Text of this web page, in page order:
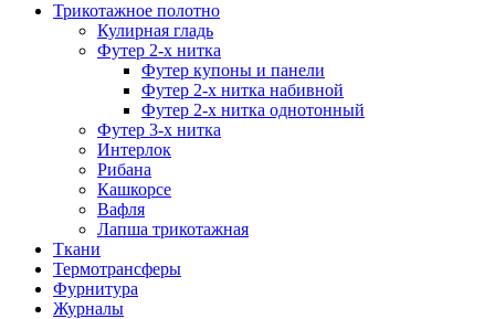
Трикотажное полотно
Кулирная гладь
Футер 2-х нитка
Футер купоны и панели
Футер 2-х нитка набивной
Футер 2-х нитка однотонный
Футер 3-х нитка
Интерлок
Рибана
Кашкорсе
Вафля
Лапша трикотажная
Ткани
Термотрансферы
Фурнитура
Журналы